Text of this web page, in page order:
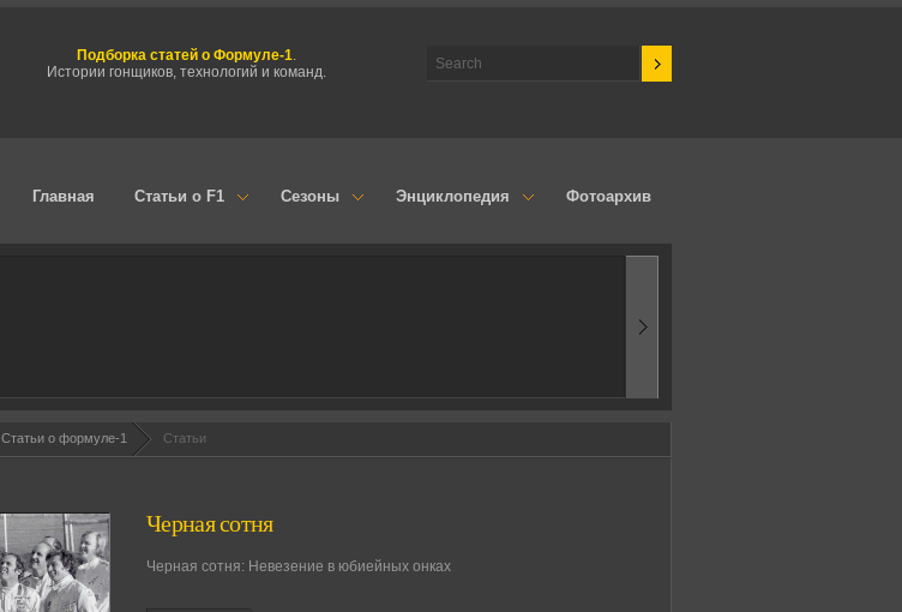
Подборка статей о Формуле-1.
Истории гонщиков, технологий и команд.
Главная Статьи о F1 Сезоны Энциклопедия Фотоархив
Статьи о формуле-1 Статьи
Черная сотня
Черная сотня: Невезение в юбиейных онках